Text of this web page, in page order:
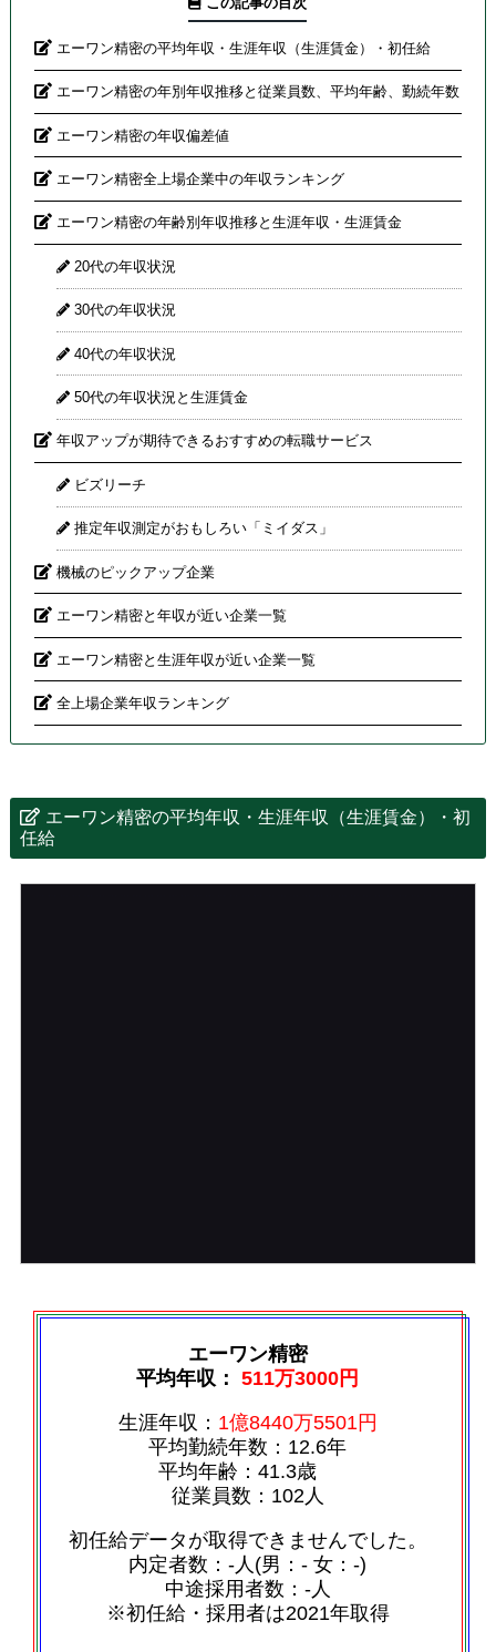
エーワン精密の平均年収・生涯年収（生涯賃金）・初任給
エーワン精密の年別年収推移と従業員数、平均年齢、勤続年数
エーワン精密の年収偏差値
エーワン精密全上場企業中の年収ランキング
エーワン精密の年齢別年収推移と生涯年収・生涯賃金
20代の年収状況
30代の年収状況
40代の年収状況
50代の年収状況と生涯賃金
年収アップが期待できるおすすめの転職サービス
ビズリーチ
推定年収測定がおもしろい「ミイダス」
機械のピックアップ企業
エーワン精密と年収が近い企業一覧
エーワン精密と生涯年収が近い企業一覧
全上場企業年収ランキング
エーワン精密の平均年収・生涯年収（生涯賃金）・初
任給
エーワン精密
平均年収：511万3000円
生涯年収： 1億8440万5501円
平均勤続年数：12.6年
平均年齢：41.3歳
従業員数：102人
初任給データが取得できませんでした。
内定者数：‐人(男：‐ 女：‐)
中途採用者数：‐人
※初任給・採用者は2021年取得